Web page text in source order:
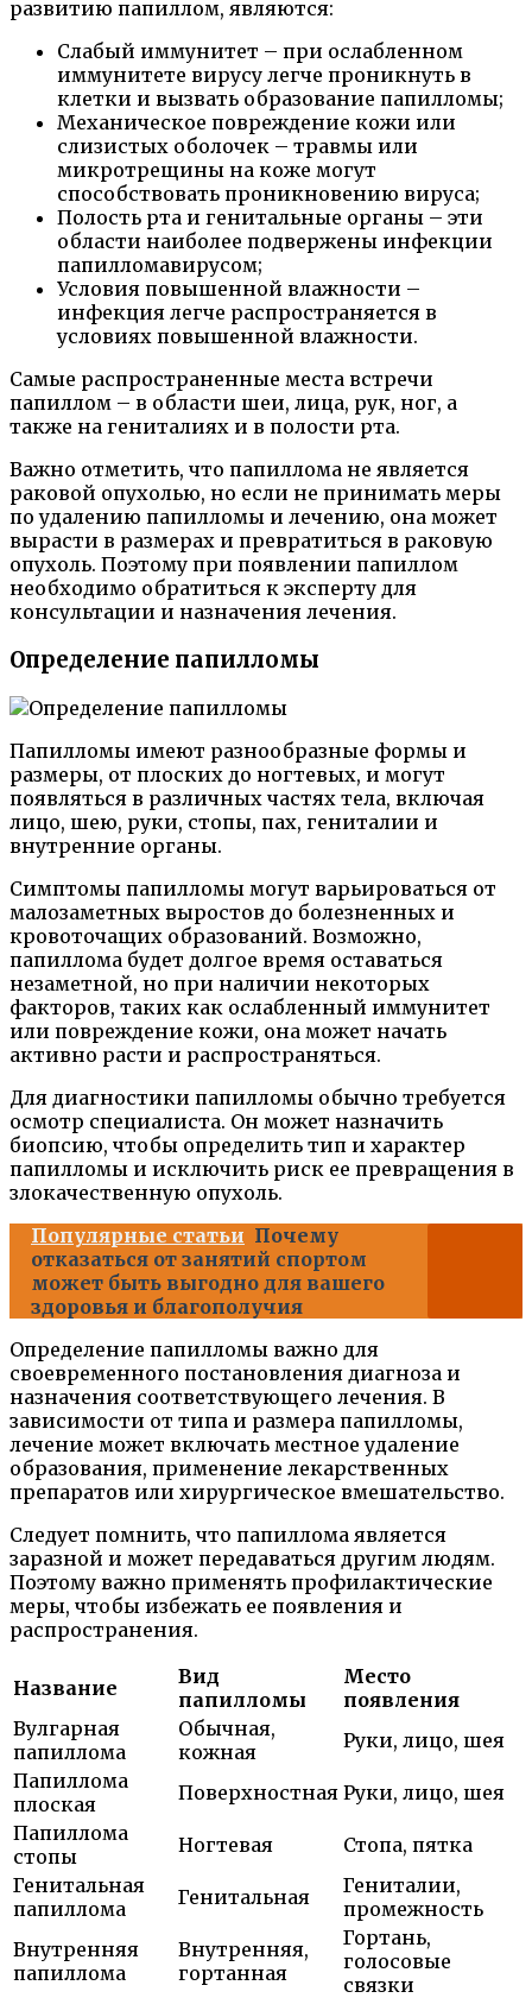
развитию папиллом, являются:
Слабый иммунитет – при ослабленном
иммунитете вирусу легче проникнуть в
клетки и вызвать образование папилломы;
Механическое повреждение кожи или
слизистых оболочек – травмы или
микротрещины на коже могут
способствовать проникновению вируса;
Полость рта и генитальные органы – эти
области наиболее подвержены инфекции
папилломавирусом;
Условия повышенной влажности –
инфекция легче распространяется в
условиях повышенной влажности.
Самые распространенные места встречи
папиллом – в области шеи, лица, рук, ног, а
также на гениталиях и в полости рта.
Важно отметить, что папиллома не является
раковой опухолью, но если не принимать меры
по удалению папилломы и лечению, она может
вырасти в размерах и превратиться в раковую
опухоль. Поэтому при появлении папиллом
необходимо обратиться к эксперту для
консультации и назначения лечения.
Определение папилломы
Папилломы имеют разнообразные формы и
размеры, от плоских до ногтевых, и могут
появляться в различных частях тела, включая
лицо, шею, руки, стопы, пах, гениталии и
внутренние органы.
Симптомы папилломы могут варьироваться от
малозаметных выростов до болезненных и
кровоточащих образований. Возможно,
папиллома будет долгое время оставаться
незаметной, но при наличии некоторых
факторов, таких как ослабленный иммунитет
или повреждение кожи, она может начать
активно расти и распространяться.
Для диагностики папилломы обычно требуется
осмотр специалиста. Он может назначить
биопсию, чтобы определить тип и характер
папилломы и исключить риск ее превращения в
злокачественную опухоль.
Популярные статьи Почему
отказаться от занятий спортом
может быть выгодно для вашего
здоровья и благополучия
Определение папилломы важно для
своевременного постановления диагноза и
назначения соответствующего лечения. В
зависимости от типа и размера папилломы,
лечение может включать местное удаление
образования, применение лекарственных
препаратов или хирургическое вмешательство.
Следует помнить, что папиллома является
заразной и может передаваться другим людям.
Поэтому важно применять профилактические
меры, чтобы избежать ее появления и
распространения.
Название
Вид
папилломы
Место
появления
Вулгарная
папиллома
Обычная,
кожная
Руки, лицо, шея
Папиллома
плоская
Поверхностная Руки, лицо, шея
Папиллома
стопы
Ногтевая
Стопа, пятка
Генитальная
папиллома
Генитальная
Гениталии,
промежность
Внутренняя
папиллома
Внутренняя,
гортанная
Гортань,
голосовые
связки